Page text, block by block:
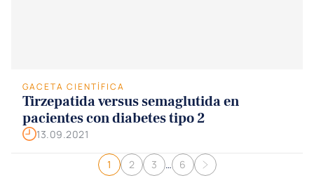
GACETA CIENTÍFICA
Tirzepatida versus semaglutida en
pacientes con diabetes tipo 2
13.09.2021
Navegación de entradas
1 2 3 … 6